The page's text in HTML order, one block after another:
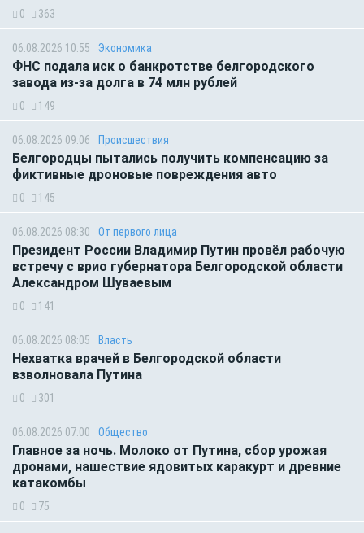
0 363
06.08.2026 10:55 Экономика
ФНС подала иск о банкротстве белгородского
завода из-за долга в 74 млн рублей
0 149
06.08.2026 09:06 Происшествия
Белгородцы пытались получить компенсацию за
фиктивные дроновые повреждения авто
0 145
06.08.2026 08:30 От первого лица
Президент России Владимир Путин провёл рабочую
встречу с врио губернатора Белгородской области
Александром Шуваевым
0 141
06.08.2026 08:05 Власть
Нехватка врачей в Белгородской области
взволновала Путина
0 301
06.08.2026 07:00 Общество
Главное за ночь. Молоко от Путина, сбор урожая
дронами, нашествие ядовитых каракурт и древние
катакомбы
0 75